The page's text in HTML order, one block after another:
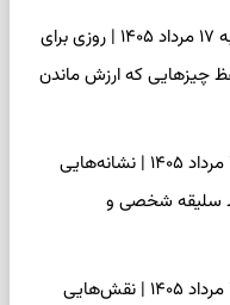
فال سرنوشت امروز شنبه ۱۷ مرداد ۱۴۰۵ | روزی برای
چیزهایی که ارزش ماندن
فال اسم امروز جمعه ۱۶ مرداد ۱۴۰۵ | نشانه‌هایی
سلیقه شخصی و
فال چای امروز جمعه ۱۶ مرداد ۱۴۰۵ | نقش‌هایی